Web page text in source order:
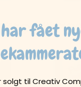
Water
fået
solgt til Creativ